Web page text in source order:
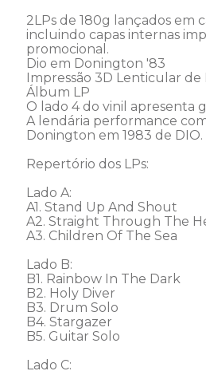
2LPs de 180g lançados em
incluindo capas internas
promocional.
Dio em Donington '83
Impressão 3D Lenticular de
Álbum LP
O lado 4 do vinil apresenta
A lendária performance
Donington em 1983 de DIO.
Repertório dos LPs:
Lado A:
A1. Stand Up And Shout
A2. Straight Through The
A3. Children Of The Sea
Lado B:
B1. Rainbow In The Dark
B2. Holy Diver
B3. Drum Solo
B4. Stargazer
B5. Guitar Solo
Lado C: